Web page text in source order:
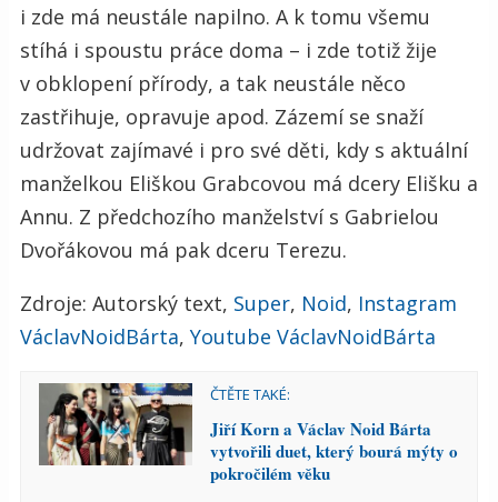
i zde má neustále napilno. A k tomu všemu
stíhá i spoustu práce doma – i zde totiž žije
v obklopení přírody, a tak neustále něco
zastřihuje, opravuje apod. Zázemí se snaží
udržovat zajímavé i pro své děti, kdy s aktuální
manželkou Eliškou Grabcovou má dcery Elišku a
Annu. Z předchozího manželství s Gabrielou
Dvořákovou má pak dceru Terezu.
Zdroje: Autorský text, Super, Noid, Instagram
VáclavNoidBárta, Youtube VáclavNoidBárta
ČTĚTE TAKÉ:
Jiří Korn a Václav Noid Bárta
vytvořili duet, který bourá mýty o
pokročilém věku